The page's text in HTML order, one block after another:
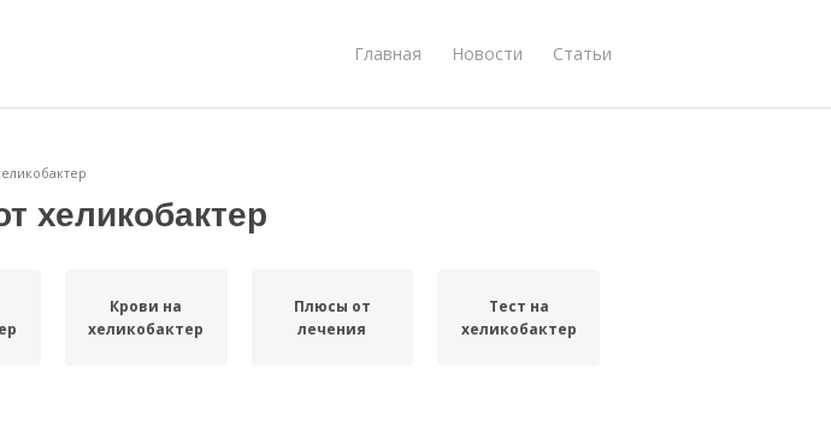
Главная Новости Статьи
хеликобактер
Крови на
хеликобактер
Плюсы от
лечения
Тест на
хеликобактер